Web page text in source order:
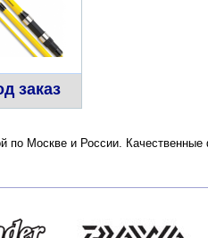
заказ
по Москве и России.